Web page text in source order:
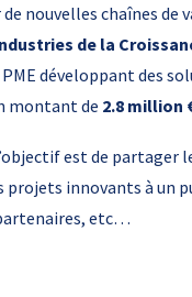
nouvelles chaînes de
de la
développant des
montant de 2.8 million
est de partager
innovants à un
etc…